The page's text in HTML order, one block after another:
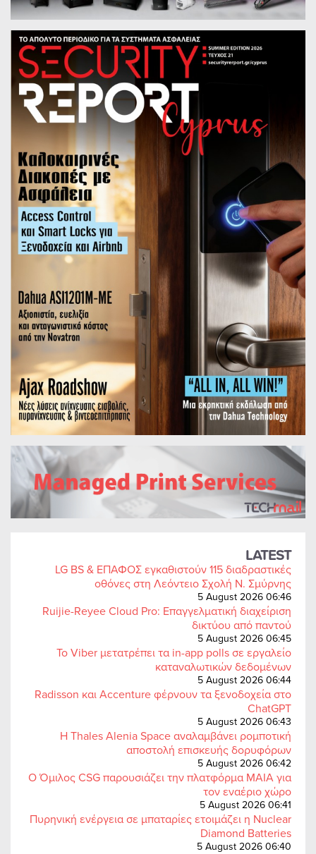
LATEST
LG BS & ΕΠΑΦΟΣ εγκαθιστούν 115 διαδραστικές
οθόνες στη Λεόντειο Σχολή Ν. Σμύρνης
5 August 2026 06:46
Ruijie-Reyee Cloud Pro: Επαγγελματική διαχείριση
δικτύου από παντού
5 August 2026 06:45
Το Viber μετατρέπει τα in-app polls σε εργαλείο
καταναλωτικών δεδομένων
5 August 2026 06:44
Radisson και Accenture φέρνουν τα ξενοδοχεία στο
ChatGPT
5 August 2026 06:43
Η Thales Alenia Space αναλαμβάνει ρομποτική
αποστολή επισκευής δορυφόρων
5 August 2026 06:42
Ο Όμιλος CSG παρουσιάζει την πλατφόρμα MAIA για
τον εναέριο χώρο
5 August 2026 06:41
Πυρηνική ενέργεια σε μπαταρίες ετοιμάζει η Nuclear
Diamond Batteries
5 August 2026 06:40